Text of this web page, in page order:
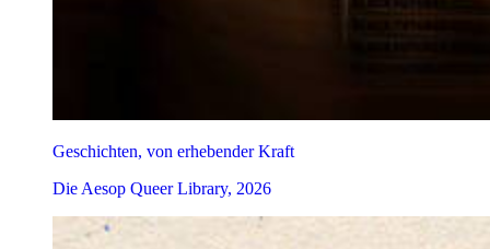
Geschichten, von erhebender Kraft
Die Aesop Queer Library, 2026